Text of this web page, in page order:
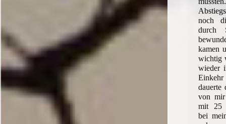
noch
durch
kamen
wichtig
wieder
dauerte
von mir
mit 25
bei